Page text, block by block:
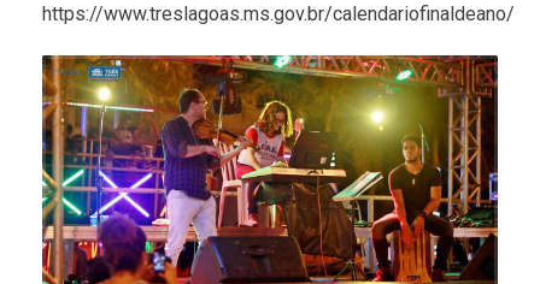
https://www.treslagoas.ms.gov.br/calendariofinaldeano/